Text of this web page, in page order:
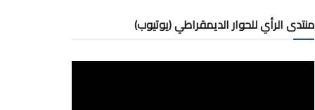
منتدى الرأي للحوار الديمقراطي (يوتيوب)